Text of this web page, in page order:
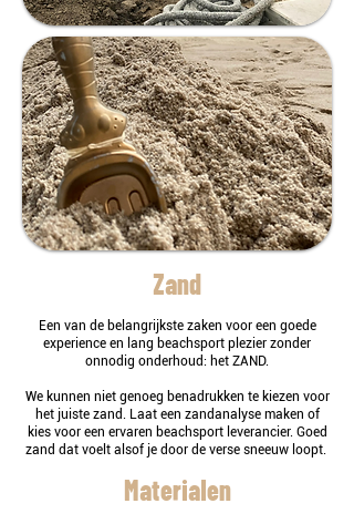
Zand
Een van de belangrijkste zaken voor een goede
experience en lang beachsport plezier zonder
onnodig onderhoud: het ZAND.
We kunnen niet genoeg benadrukken te kiezen voor
het juiste zand. Laat een zandanalyse maken of
kies voor een ervaren beachsport leverancier. Goed
zand dat voelt alsof je door de verse sneeuw loopt.
Materialen